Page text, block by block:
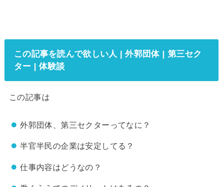
この記事を読んで欲しい人 | 外郭団体 | 第三セク
ター | 体験談
この記事は
外郭団体、第三セクターってなに？
半官半民の企業は安定してる？
仕事内容はどうなの？